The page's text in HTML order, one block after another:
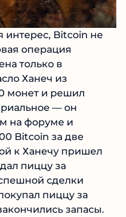
интерес, Bitcoin не
операция
только в
Ханеч из
монет и решил
— он
на форуме и
Bitcoin за две
к Ханечу пришел
пиццу за
сделки
пиццу за
запасы.